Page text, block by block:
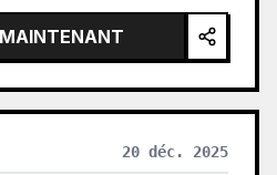
20 déc. 2025